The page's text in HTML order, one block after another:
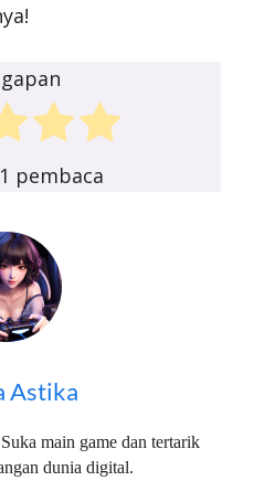
1 pembaca
Astika
main game dan tertarik
dunia digital.